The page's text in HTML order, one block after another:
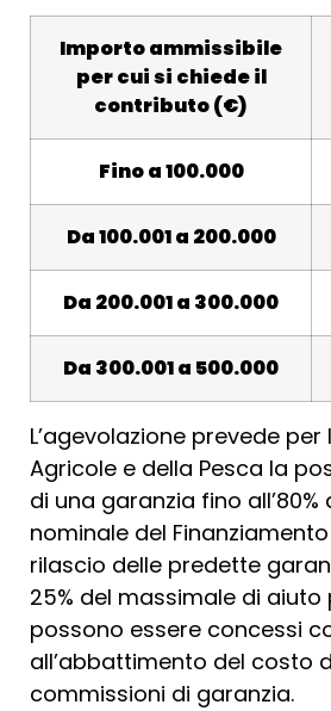
Importo ammissibile
per cui si chiede il
contributo (€)
Fino a 100.000
Da 100.001 a 200.000
Da 200.001 a 300.000
Da 300.001 a 500.000
L’agevolazione prevede per
Agricole e della Pesca la
di una garanzia fino all’80%
nominale del
rilascio delle predette
25% del massimale di aiuto
possono essere concessi
all’abbattimento del costo
commissioni di garanzia.